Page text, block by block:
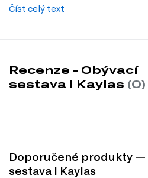
oči.
Kvalitní materiály.Přední strana z
zajišťují vysokou odolnost a dlouhou
Moderní design. Stylová kombinace
Informace o sestavě
Číst celý text
Recenze - Obývací
sestava I Kaylas (0)
Doporučené produkty —
sestava I Kaylas